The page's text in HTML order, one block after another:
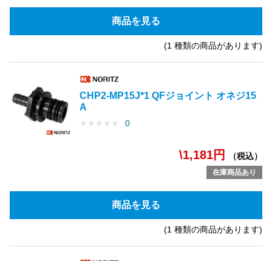
商品を見る
(1 種類の商品があります)
CHP2-MP15J*1 QFジョイント オネジ15
A
★ ★ ★ ★ ★ 0
\1,181円 （税込）
在庫商品あり
商品を見る
(1 種類の商品があります)